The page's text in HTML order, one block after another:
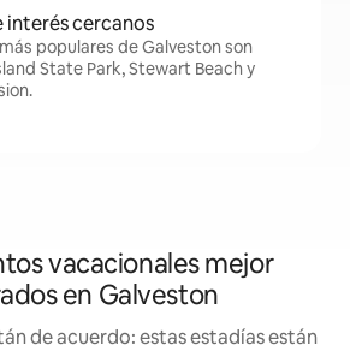
interés cercanos
populares de Galveston son
State Park, Stewart Beach y
vacacionales mejor
en Galveston
de acuerdo: estas estadías están